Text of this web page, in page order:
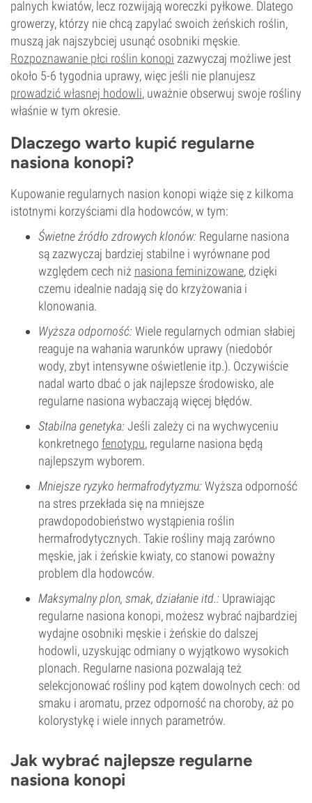
palnych kwiatów, lecz rozwijają woreczki pyłkowe. Dlatego
growerzy, którzy nie chcą zapylać swoich żeńskich roślin,
muszą jak najszybciej usunąć osobniki męskie.
Rozpoznawanie płci roślin konopi zazwyczaj możliwe jest
około 5-6 tygodnia uprawy, więc jeśli nie planujesz
prowadzić własnej hodowli, uważnie obserwuj swoje rośliny
właśnie w tym okresie.
Dlaczego warto kupić regularne
nasiona konopi?
Kupowanie regularnych nasion konopi wiąże się z kilkoma
istotnymi korzyściami dla hodowców, w tym:
Świetne źródło zdrowych klonów: Regularne nasiona
są zazwyczaj bardziej stabilne i wyrównane pod
względem cech niż nasiona feminizowane, dzięki
czemu idealnie nadają się do krzyżowania i
klonowania.
Wyższa odporność: Wiele regularnych odmian słabiej
reaguje na wahania warunków uprawy (niedobór
wody, zbyt intensywne oświetlenie itp.). Oczywiście
nadal warto dbać o jak najlepsze środowisko, ale
regularne nasiona wybaczają więcej błędów.
Stabilna genetyka: Jeśli zależy ci na wychwyceniu
konkretnego fenotypu, regularne nasiona będą
najlepszym wyborem.
Mniejsze ryzyko hermafrodytyzmu: Wyższa odporność
na stres przekłada się na mniejsze
prawdopodobieństwo wystąpienia roślin
hermafrodytycznych. Takie rośliny mają zarówno
męskie, jak i żeńskie kwiaty, co stanowi poważny
problem dla hodowców.
Maksymalny plon, smak, działanie itd.: Uprawiając
regularne nasiona konopi, możesz wybrać najbardziej
wydajne osobniki męskie i żeńskie do dalszej
hodowli, uzyskując odmiany o wyjątkowo wysokich
plonach. Regularne nasiona pozwalają też
selekcjonować rośliny pod kątem dowolnych cech: od
smaku i aromatu, przez odporność na choroby, aż po
kolorystykę i wiele innych parametrów.
Jak wybrać najlepsze regularne
nasiona konopi